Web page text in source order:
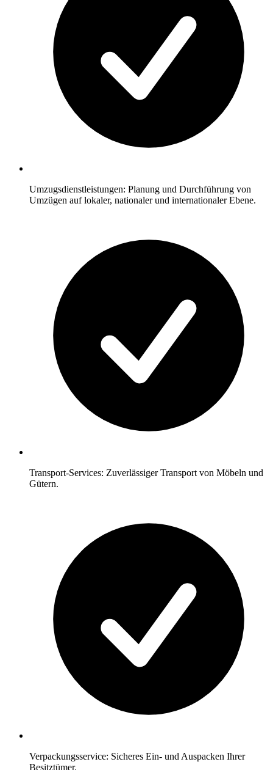
Umzugsdienstleistungen: Planung und Durchführung von
Umzügen auf lokaler, nationaler und internationaler Ebene.
Transport-Services: Zuverlässiger Transport von Möbeln und
Gütern.
Verpackungsservice: Sicheres Ein- und Auspacken Ihrer
Besitztümer.